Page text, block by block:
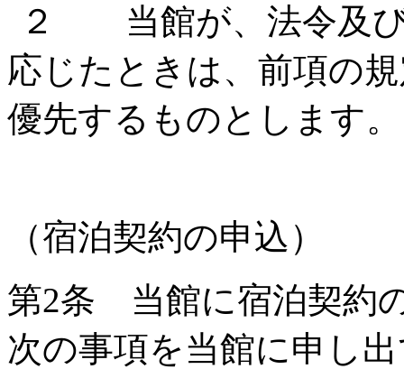
２ 当館が、法令及び
応じたときは、前項の
優先するものとします。
（宿泊契約の申込）
第2条 当館に宿泊契約
次の事項を当館に申し